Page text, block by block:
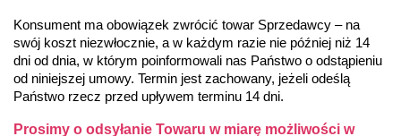
Konsument ma obowiązek zwrócić towar Sprzedawcy – na
swój koszt niezwłocznie, a w każdym razie nie później niż 14
dni od dnia, w którym poinformowali nas Państwo o odstąpieniu
od niniejszej umowy. Termin jest zachowany, jeżeli odeślą
Państwo rzecz przed upływem terminu 14 dni.
Prosimy o odsyłanie Towaru w miarę możliwości w